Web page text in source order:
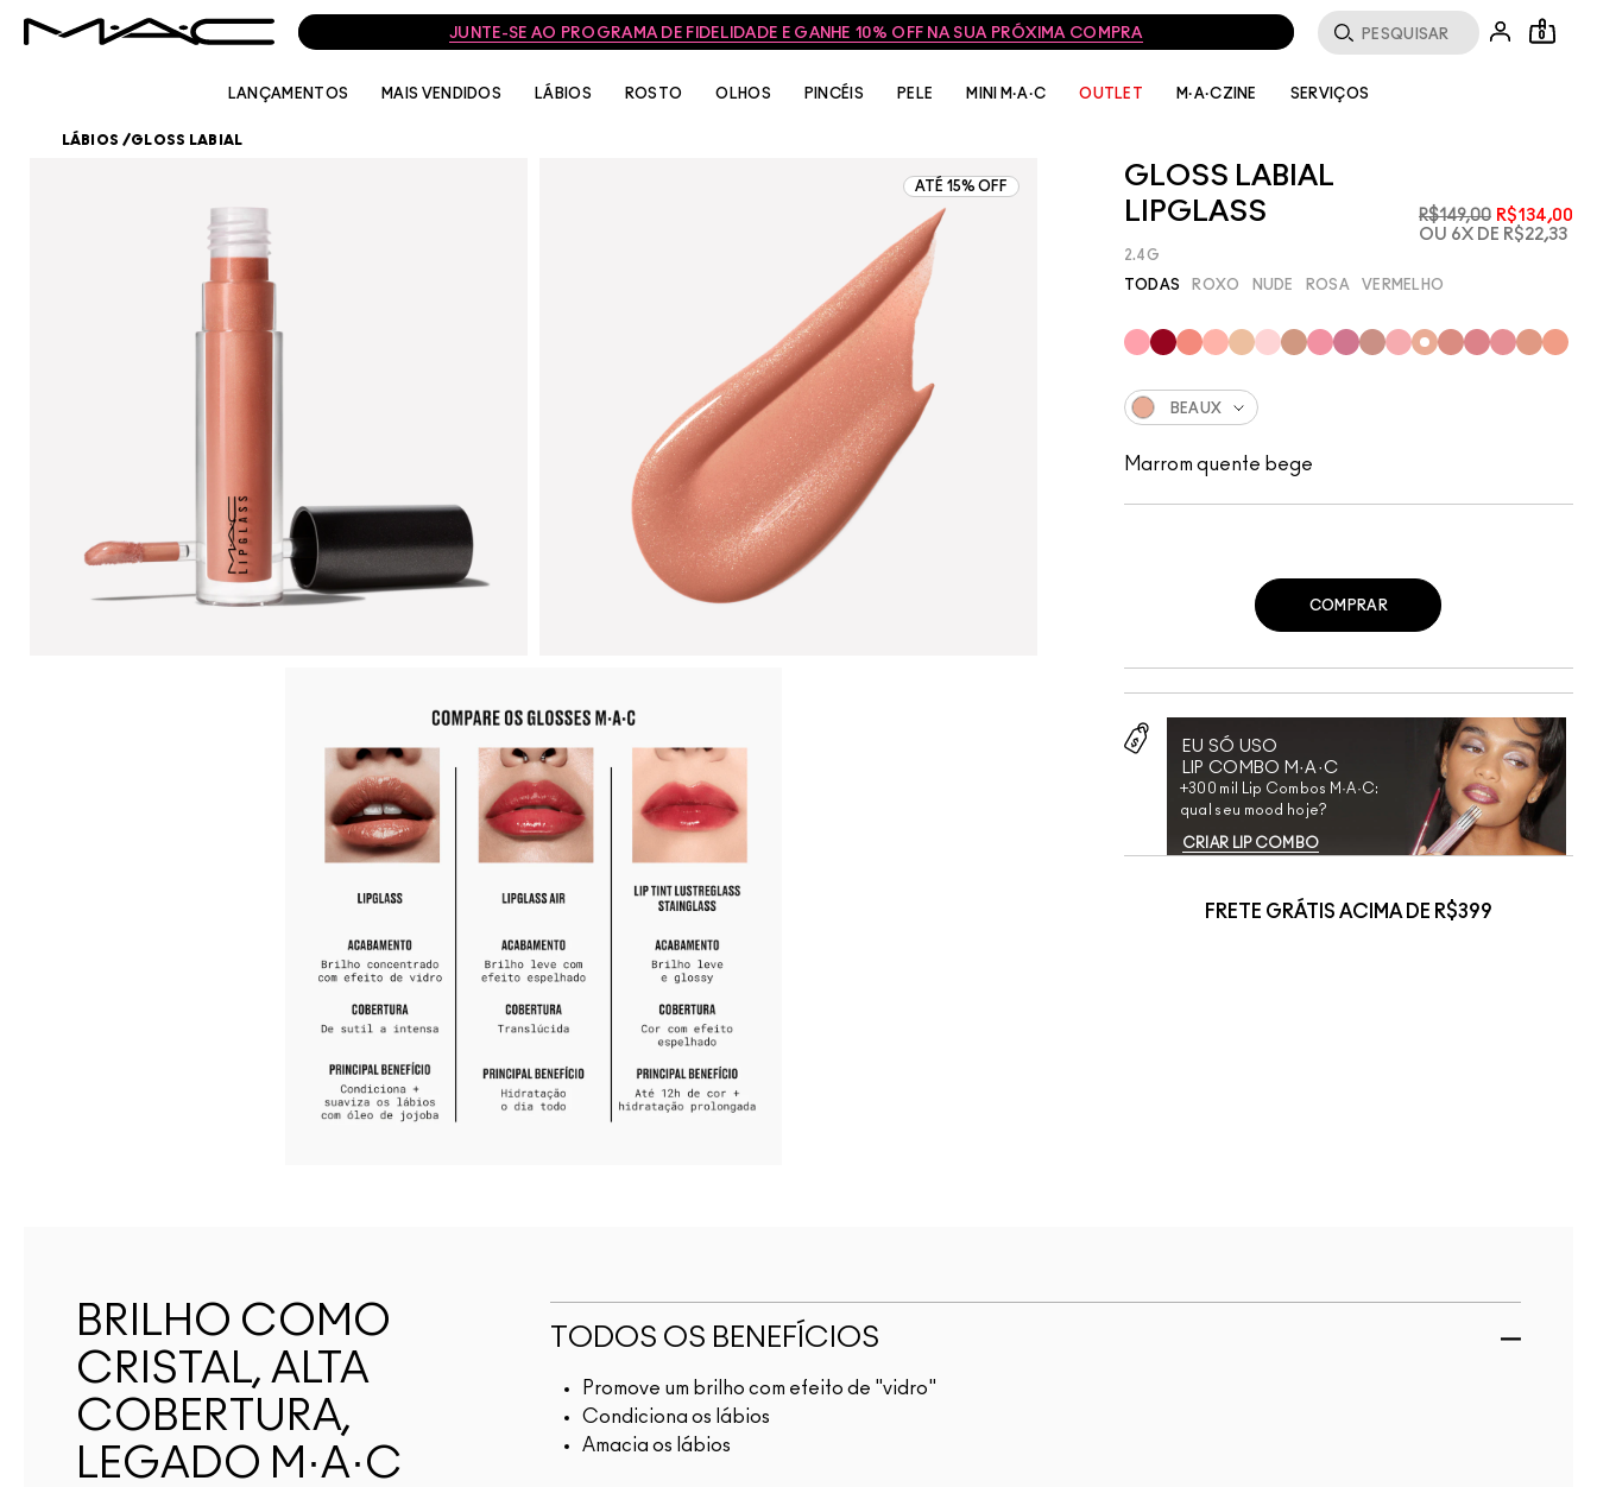
FRETE GRÁTIS NAS COMPRAS ACIMA DE R$399 0
LANÇAMENTOS MAIS VENDIDOS LÁBIOS ROSTO OLHOS PINCÉIS PELE MINI M·A·C OUTLET M·A·CZINE SERVIÇOS
LÁBIOS /GLOSS LABIAL
ATÉ 15% OFF
GLOSS LABIAL
LIPGLASS
R$149,00 R$134,00
OU 6X DE R$22,33
2.4G
TODAS ROXO NUDE ROSA VERMELHO
BEAUX
Marrom quente bege
EU SÓ USO
LIP COMBO M·A·C
+300 mil Lip Combos M·A·C:
qual seu mood hoje?
CRIAR LIP COMBO
COMPRAR
FRETE GRÁTIS ACIMA DE R$399
BRILHO COMO
CRISTAL, ALTA
COBERTURA,
LEGADO M·A·C
TODOS OS BENEFÍCIOS
Promove um brilho com efeito de "vidro"
Condiciona os lábios
Amacia os lábios